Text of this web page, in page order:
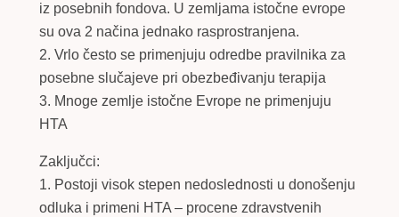
iz posebnih fondova. U zemljama istočne evrope
su ova 2 načina jednako rasprostranjena.
2. Vrlo često se primenjuju odredbe pravilnika za
posebne slučajeve pri obezbeđivanju terapija
3. Mnoge zemlje istočne Evrope ne primenjuju
HTA
Zaključci:
1. Postoji visok stepen nedoslednosti u donošenju
odluka i primeni HTA – procene zdravstvenih